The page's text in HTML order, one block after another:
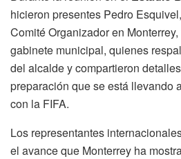
hicieron presentes Pedro
Comité Organizador en
gabinete municipal, quienes
del alcalde y compartieron
preparación que se está llevando
con la FIFA.
Los representantes
el avance que Monterrey ha